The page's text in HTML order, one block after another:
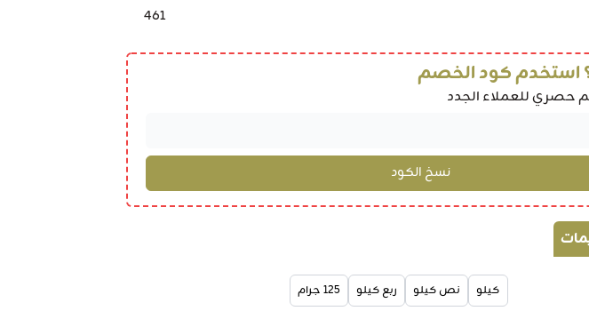
461
استخدم كود الخصم
للعملاء الجدد
كيلو نص كيلو ربع كيلو 125 جرام